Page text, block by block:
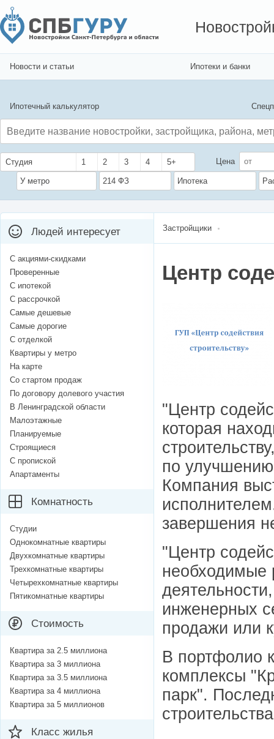
Новости и статьи Ипотеки и банки
Ипотечный калькулятор
Студия 1 2 3 4 5+ Цена
У метро 214 ФЗ Ипотека
Застройщики
Центр
"Центр
которая
по
Компания
завершения
"Центр
необходимые
инженерных
продажи или
В портфолио
комплексы
парк".
Людей интересует
С акциями-скидками
Проверенные
С ипотекой
С рассрочкой
Самые дешевые
Самые дорогие
С отделкой
Квартиры у метро
На карте
Со стартом продаж
По договору долевого участия
В Ленинградской области
Малоэтажные
Планируемые
Строящиеся
С пропиской
Апартаменты
Комнатность
Студии
Однокомнатные квартиры
Двухкомнатные квартиры
Трехкомнатные квартиры
Четырехкомнатные квартиры
Пятикомнатные квартиры
Стоимость
Квартира за 2.5 миллиона
Квартира за 3 миллиона
Квартира за 3.5 миллиона
Квартира за 4 миллиона
Квартира за 5 миллионов
Класс жилья